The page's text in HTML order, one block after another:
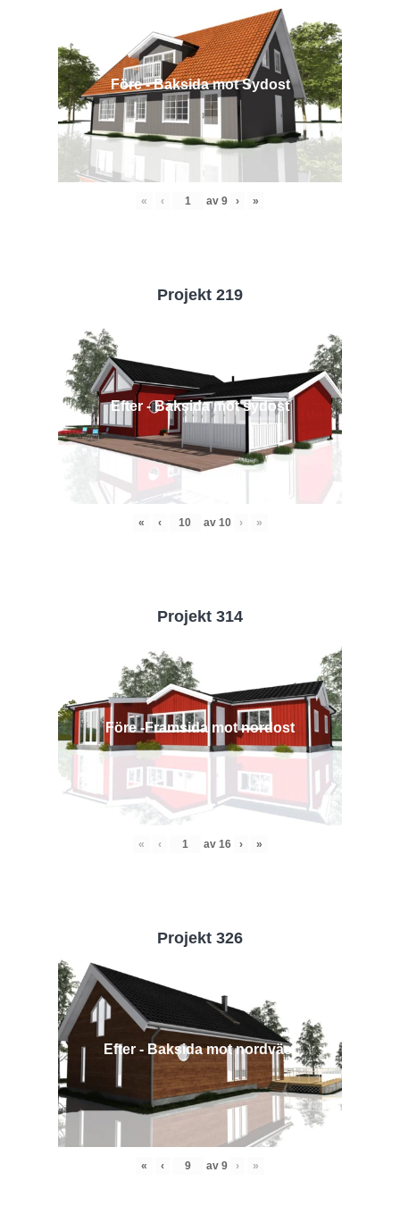
Före - Baksida mot Sydost
« ‹ av 9 › »
Projekt 219
Efter - Baksida mot sydost
« ‹ av 10 › »
Projekt 314
Före -Framsida mot nordost
« ‹ av 16 › »
Projekt 326
Efter - Baksida mot nordväst
« ‹ av 9 › »